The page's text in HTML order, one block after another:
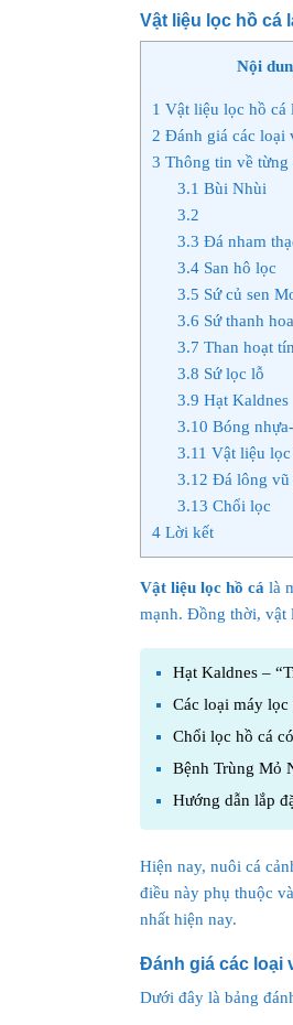
Vật liệu lọc hồ cá
Nội
1 Vật liệu lọc hồ cá
2 Đánh giá các loại
3 Thông tin về
3.1 Bùi Nhùi
3.2
3.3 Đá nham
3.4San hô lọc
3.5 Sứ củ sen
3.6 Sứ thanh
3.7 Than hoạt
3.8 Sứ lọc lỗ
3.9 Hạt Kaldnes
3.10 Bóng
3.11 Vật liệu
3.12 Đá lông vũ
3.13 Chổi lọc
4 Lời kết
Vật liệu lọc hồ cá là
mạnh. Đồng thời, vật
Hạt Kaldnes –
Các loại máy lọc
Chổi lọc hồ cá
Bệnh Trùng Mỏ
Hướng dẫn lắp
Hiện nay, nuôi cá
điều này phụ thuộc
nhất hiện nay.
Đánh giá các loại
Dưới đây là bảng